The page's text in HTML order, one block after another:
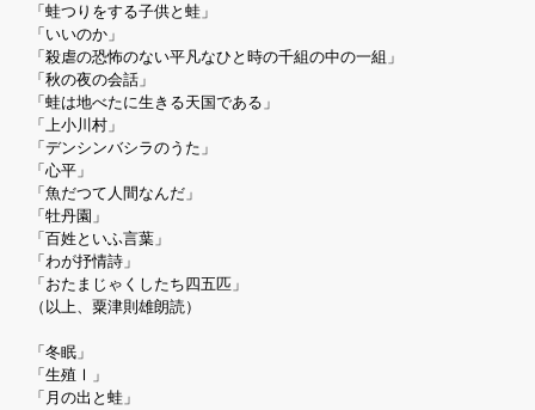
「蛙つりをする子供と蛙」
「いいのか」
「殺虐の恐怖のない平凡なひと時の千組の中の一組」
「秋の夜の会話」
「蛙は地べたに生きる天国である」
「上小川村」
「デンシンバシラのうた」
「心平」
「魚だつて人間なんだ」
「牡丹園」
「百姓といふ言葉」
「わが抒情詩」
「おたまじゃくしたち四五匹」
（以上、粟津則雄朗読）
「冬眠」
「生殖Ⅰ」
「月の出と蛙」